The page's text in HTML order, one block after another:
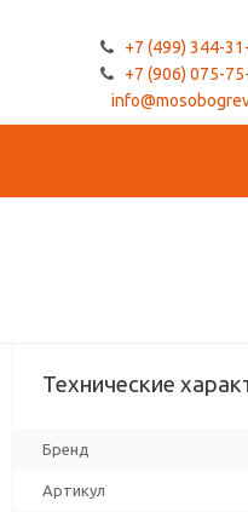
+7 (499) 344-
+7 (906) 075-
Технические
Бренд
Артикул